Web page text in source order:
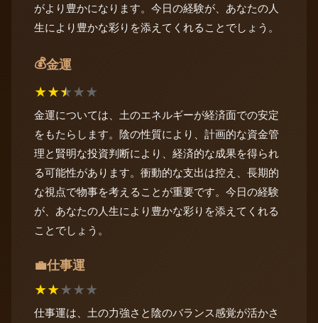
がより豊かになります。今日の経験が、あなたの人
生により豊かな彩りを添えてくれることでしょう。
💰金運
★★★★★
金運については、土のエネルギーが経済面での安定
をもたらします。陰の性質により、計画的な資金管
理と賢明な投資判断により、経済的な成果を得られ
る可能性があります。衝動的な支出は控え、長期的
な視点で物事を考えることが重要です。今日の経験
が、あなたの人生により豊かな彩りを添えてくれる
ことでしょう。
💼仕事運
★★★★★
仕事運は、土の力強さと陰のバランス感覚が活かさ